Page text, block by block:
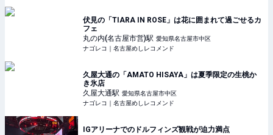
伏見の「TIARA IN ROSE」は花に囲まれて過ごせるカ
フェ
丸の内(名古屋市営)駅 愛知県名古屋市中区
ナゴレコ｜名古屋めしレコメンド
久屋大通の「AMATO HISAYA」は夏季限定の生桃か
き氷店
久屋大通駅 愛知県名古屋市中区
ナゴレコ｜名古屋めしレコメンド
IGアリーナでのドルフィンズ観戦が迫力満点